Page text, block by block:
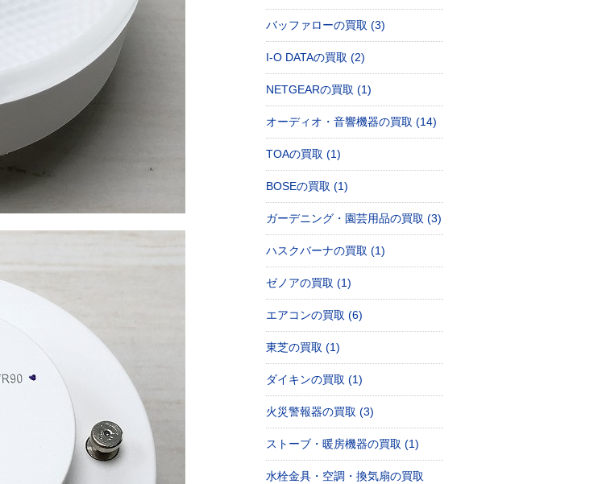
バッファローの買取 (3)
I-O DATAの買取 (2)
NETGEARの買取 (1)
オーディオ・音響機器の買取 (14)
TOAの買取 (1)
BOSEの買取 (1)
ガーデニング・園芸用品の買取 (3)
ハスクバーナの買取 (1)
ゼノアの買取 (1)
エアコンの買取 (6)
東芝の買取 (1)
ダイキンの買取 (1)
火災警報器の買取 (3)
ストーブ・暖房機器の買取 (1)
水栓金具・空調・換気扇の買取